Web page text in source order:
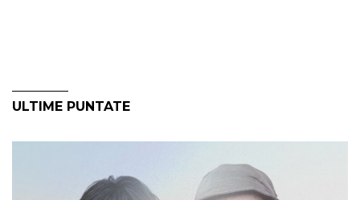
ULTIME PUNTATE